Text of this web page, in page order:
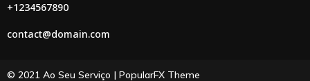
+1234567890
contact@domain.com
© 2021 Ao Seu Serviço | PopularFX Theme